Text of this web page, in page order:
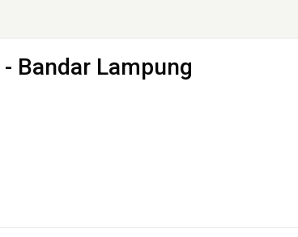
Bandar Lampung